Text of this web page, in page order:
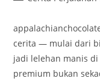
cerita — mulai dari
jadi lelehan manis
premium bukan